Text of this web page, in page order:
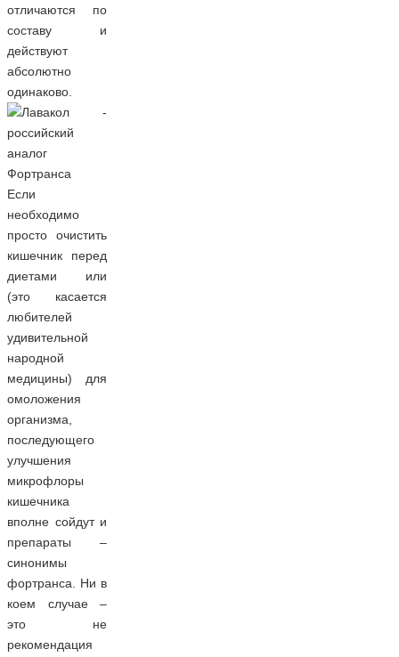
отличаются по
составу и
действуют
абсолютно
одинаково.
Если
необходимо
просто очистить
кишечник перед
диетами или
(это касается
любителей
удивительной
народной
медицины) для
омоложения
организма,
последующего
улучшения
микрофлоры
кишечника
вполне сойдут и
препараты –
синонимы
фортранса. Ни в
коем случае –
это не
рекомендация